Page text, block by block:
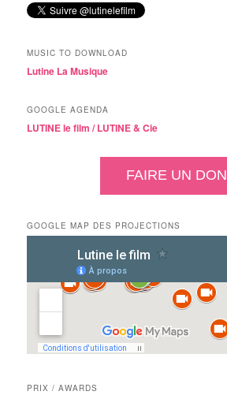
MUSIC TO DOWNLOAD
Lutine La Musique
GOOGLE AGENDA
LUTINE le film /LUTINE & Cie
FAIRE UN DON
GOOGLE MAP DES PROJECTIONS
PRIX / AWARDS